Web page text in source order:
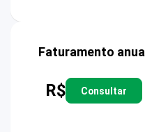
Faturamento anual
R$ Consultar